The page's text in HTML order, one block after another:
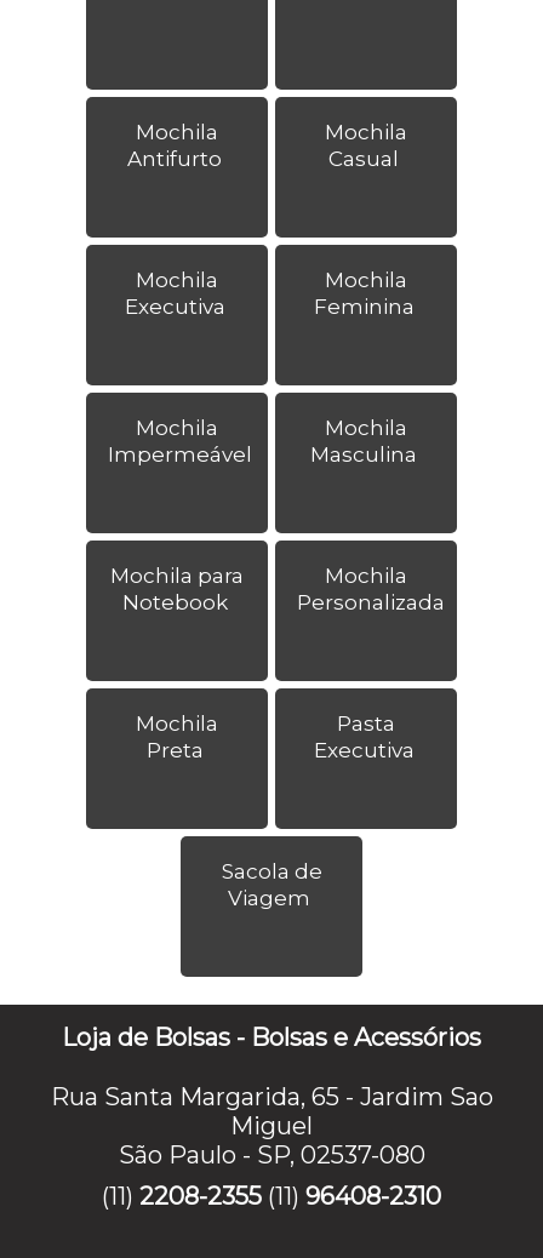
Mochila
Antifurto
Mochila
Casual
Mochila
Executiva
Mochila
Feminina
Mochila
Impermeável
Mochila
Masculina
Mochila para
Notebook
Mochila
Personalizada
Mochila
Preta
Pasta
Executiva
Sacola de
Viagem
Loja de Bolsas - Bolsas e Acessórios
Rua Santa Margarida, 65 - Jardim Sao
Miguel
São Paulo - SP, 02537-080
(11) 2208-2355 (11) 96408-2310